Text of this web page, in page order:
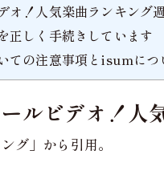
オ！人気楽曲ランキン
正しく手続きしています
ての注意事項とisumにつ
ルビデオ！
」から引用。